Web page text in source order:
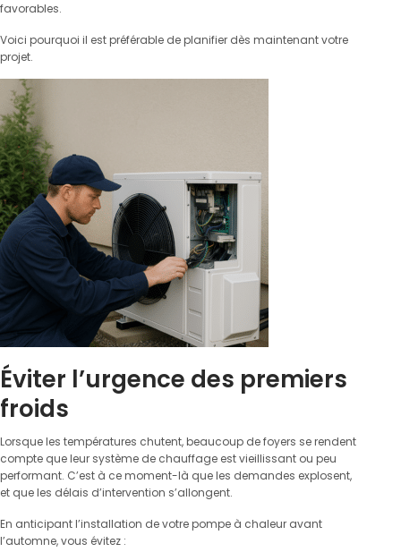
favorables.
Voici pourquoi il est préférable de planifier dès maintenant votre
projet.
Éviter l’urgence des premiers
froids
Lorsque les températures chutent, beaucoup de foyers se rendent
compte que leur système de chauffage est vieillissant ou peu
performant. C’est à ce moment-là que les demandes explosent,
et que les délais d’intervention s’allongent.
En anticipant l’installation de votre pompe à chaleur avant
l’automne, vous évitez :